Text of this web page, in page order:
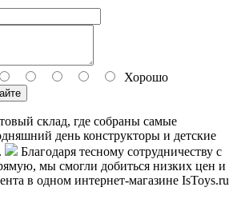
Хорошо
склад, где собраны самые
день конструкторы и детские
Благодаря тесному сотрудничеству с
мы смогли добиться низких цен и
в одном интернет-магазине IsToys.ru